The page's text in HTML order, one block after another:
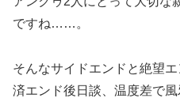
ですね……。
そんなサイドエンドと絶望
済エンド後日談、温度差で